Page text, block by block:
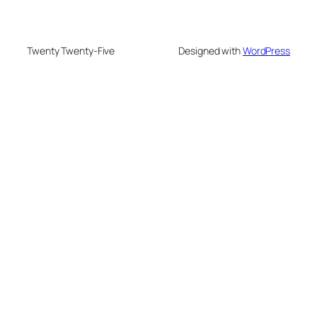
Twenty Twenty-Five Designed withWordPress